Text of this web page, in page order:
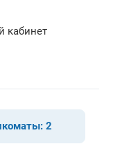
кабинет
2